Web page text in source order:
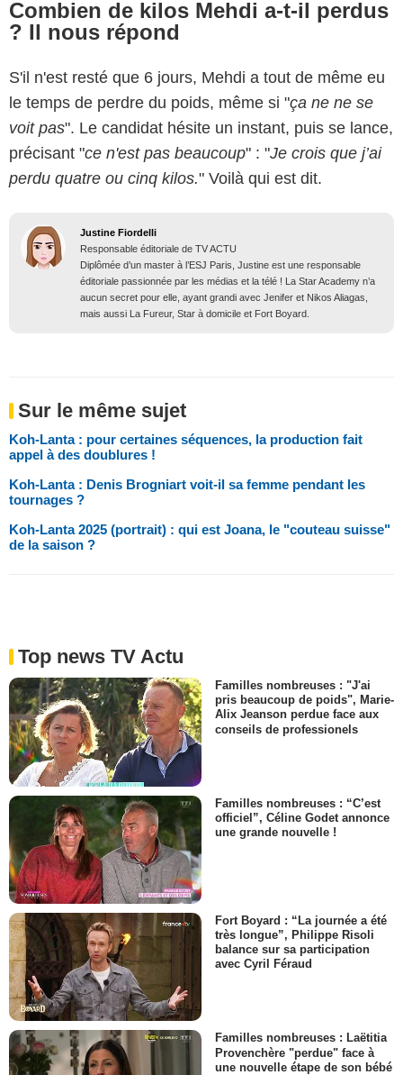
Combien de kilos Mehdi a-t-il perdus
? Il nous répond
S'il n'est resté que 6 jours, Mehdi a tout de même eu
le temps de perdre du poids, même si "ça ne ne se
voit pas". Le candidat hésite un instant, puis se lance,
précisant "ce n'est pas beaucoup" : "Je crois que j’ai
perdu quatre ou cinq kilos." Voilà qui est dit.
Justine Fiordelli
Responsable éditoriale de TV ACTU
Diplômée d’un master à l’ESJ Paris, Justine est une responsable
éditoriale passionnée par les médias et la télé ! La Star Academy n’a
aucun secret pour elle, ayant grandi avec Jenifer et Nikos Aliagas,
mais aussi La Fureur, Star à domicile et Fort Boyard.
Sur le même sujet
Koh-Lanta : pour certaines séquences, la production fait
appel à des doublures !
Koh-Lanta : Denis Brogniart voit-il sa femme pendant les
tournages ?
Koh-Lanta 2025 (portrait) : qui est Joana, le "couteau suisse"
de la saison ?
Top news TV Actu
Familles nombreuses : "J'ai
pris beaucoup de poids", Marie-
Alix Jeanson perdue face aux
conseils de professionels
Familles nombreuses : “C’est
officiel”, Céline Godet annonce
une grande nouvelle !
Fort Boyard : “La journée a été
très longue”, Philippe Risoli
balance sur sa participation
avec Cyril Féraud
Familles nombreuses : Laëtitia
Provenchère "perdue" face à
une nouvelle étape de son bébé